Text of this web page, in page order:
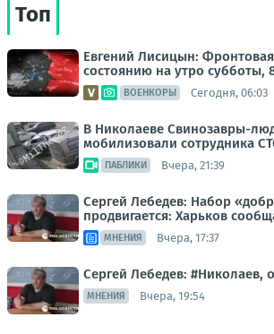
Топ
Евгений Лисицын:
состоянию на утро субботы, 8
ВОЕНКОРЫ Сегодня, 06:03
В Николаеве Свинозавры-
мобилизовали сотрудника
ПАБЛИКИ Вчера, 21:39
Сергей Лебедев: Набор
продвигается: Харьков
МНЕНИЯ Вчера, 17:37
Сергей Лебедев: #Николаев,
МНЕНИЯ Вчера, 19:54